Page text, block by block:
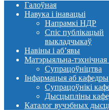
Галоўная
Навука і інавацыі
Напрамкі НДР
Спіс публікацый
выкладчыкаў
Навіны i аб’явы
Матэрыяльна-тэхнічная
Супрацоўніцтва
Інфармацыя аб кафедры
Супрацоўнікі
Дысцыпліны
Каталог вучэбных